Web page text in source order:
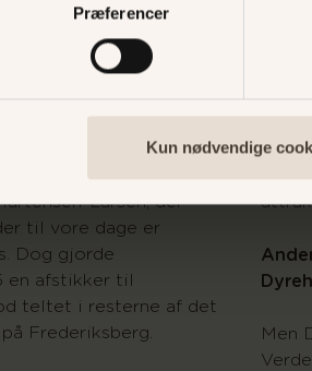
Præferencer
Kun nødvendige
Herman Gellin og
At drive revy i et
Poul Guldagers
placering som i 1935
Larsen, der
til vore dage er
Dog gjorde
en afstikker til
teltet i resterne af det
Frederiksberg.
Nyt
De
For
1938
Men